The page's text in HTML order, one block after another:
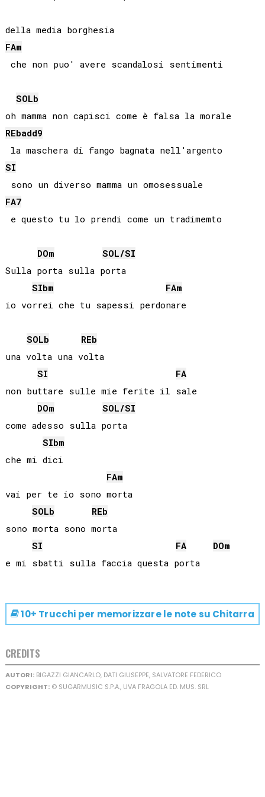
della media borghesia
FAm
SOLb
REbadd9
SI
FA7
DOm SOL/SI
Sulla porta sulla porta
SIbm FAm
SOLb
REb
una volta una volta
SI
FA
non buttare sulle mie ferite il sale
DOm SOL/SI
come adesso sulla porta
SIbm
che mi dici
FAm
vai per te io sono morta
SOLb
REb
sono morta sono morta
SI
FA DOm
e mi sbatti sulla faccia questa porta
10+ Trucchi per memorizzare le note su Chitarra
CREDITS
AUTORI:BIGAZZI GIANCARLO, DATI GIUSEPPE, SALVATORE FEDERICO
COPYRIGHT:© SUGARMUSIC S.P.A., UVA FRAGOLA ED. MUS. SRL